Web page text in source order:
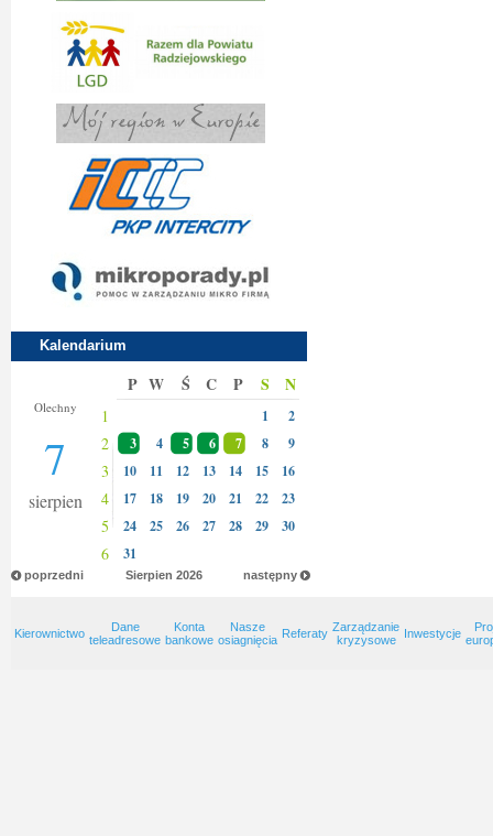
Kalendarium
Olechny
7
sierpien
P W Ś C P S N
1 1 2
2 3 4 5 6 7 8 9
3 10 11 12 13 14 15 16
4 17 18 19 20 21 22 23
5 24 25 26 27 28 29 30
6 31
poprzedni następny
Sierpien 2026
Kierownictwo
Dane
teleadresowe
Konta
bankowe
Nasze
osiagnięcia Referaty Zarządzanie
kryzysowe
Inwestycje